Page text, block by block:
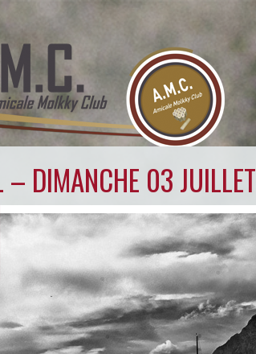
– DIMANCHE 03 JUILLET